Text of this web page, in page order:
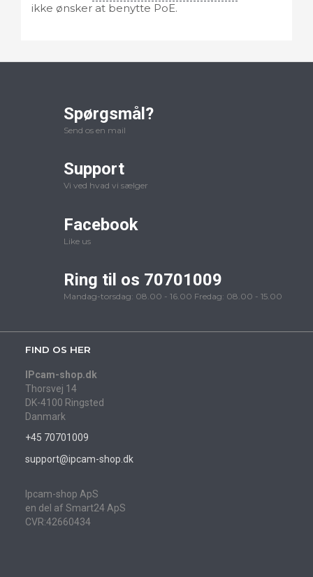
ikke ønsker at benytte PoE.
Spørgsmål?
Send os en mail
Support
Vi ved hvad vi sælger
Facebook
Like us
Ring til os 70701009
Mandag-torsdag: 08.00 - 16.00 Fredag: 08.00 - 15.00
FIND OS HER
IPcam-shop.dk
Thorsvej 14
DK-4100 Ringsted
Danmark
+45 70701009
support@ipcam-shop.dk
Ipcam-shop ApS
en del af Smart24 ApS
CVR:42660434